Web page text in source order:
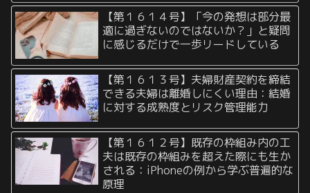
【第１６１４号】「今の発想は部分最
適に過ぎないのではないか？」と疑問
に感じるだけで一歩リードしている
【第１６１３号】夫婦財産契約を締結
できる夫婦は離婚しにくい理由：結婚
に対する成熟度とリスク管理能力
【第１６１２号】既存の枠組み内の工
夫は既存の枠組みを超えた際にも生か
される：iPhoneの例から学ぶ普遍的な
原理